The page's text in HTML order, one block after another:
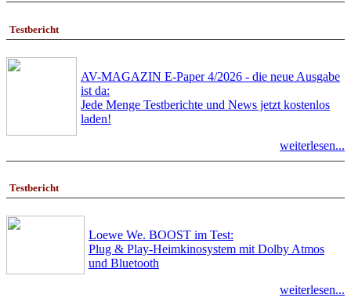
Testbericht
AV-MAGAZIN E-Paper 4/2026 - die neue Ausgabe
ist da:
Jede Menge Testberichte und News jetzt kostenlos
laden!
weiterlesen...
Testbericht
Loewe We. BOOST im Test:
Plug & Play-Heimkinosystem mit Dolby Atmos
und Bluetooth
weiterlesen...